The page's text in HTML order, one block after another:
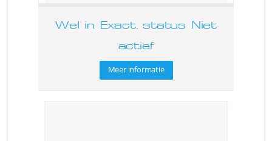
Wel in Exact, status Niet
actief
Meer informatie